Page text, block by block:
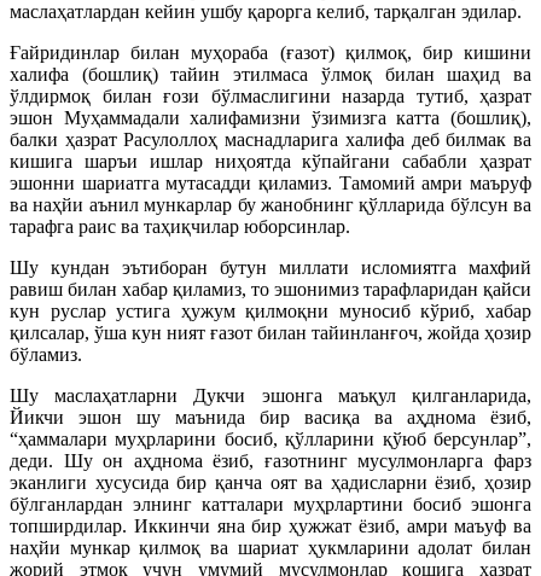
маслаҳатлардан кейин ушбу қарорга келиб, тарқалган эдилар.
Ғайридинлар билан муҳораба (ғазот) қилмоқ, бир кишини
халифа (бошлиқ) тайин этилмаса ўлмоқ билан шаҳид ва
ўлдирмоқ билан ғози бўлмаслигини назарда тутиб, ҳазрат
эшон Муҳаммадали халифамизни ўзимизга катта (бошлиқ),
балки ҳазрат Расулоллоҳ маснадларига халифа деб билмак ва
кишига шаръи ишлар ниҳоятда кўпайгани сабабли ҳазрат
эшонни шариатга мутасадди қиламиз. Тамомий амри маъруф
ва наҳйи аънил мункарлар бу жанобнинг қўлларида бўлсун ва
тарафга раис ва таҳиқчилар юборсинлар.
Шу кундан эътиборан бутун миллати исломиятга махфий
равиш билан хабар қиламиз, то эшонимиз тарафларидан қайси
кун руслар устига ҳужум қилмоқни муносиб кўриб, хабар
қилсалар, ўша кун ният ғазот билан тайинланғоч, жойда ҳозир
бўламиз.
Шу маслаҳатларни Дукчи эшонга маъқул қилганларида,
Йикчи эшон шу маънида бир васиқа ва аҳднома ёзиб,
“ҳаммалари муҳрларини босиб, қўлларини қўюб берсунлар”,
деди. Шу он аҳднома ёзиб, ғазотнинг мусулмонларга фарз
эканлиги хусусида бир қанча оят ва ҳадисларни ёзиб, ҳозир
бўлганлардан элнинг катталари муҳрлартини босиб эшонга
топширдилар. Иккинчи яна бир ҳужжат ёзиб, амри маъуф ва
наҳйи мункар қилмоқ ва шариат ҳукмларини адолат билан
жорий этмоқ учун умумий мусулмонлар қошига ҳазрат